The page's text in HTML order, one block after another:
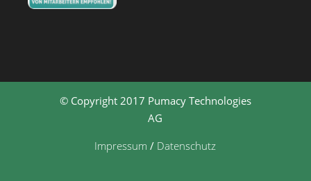
© Copyright 2017 Pumacy Technologies
AG
Impressum / Datenschutz